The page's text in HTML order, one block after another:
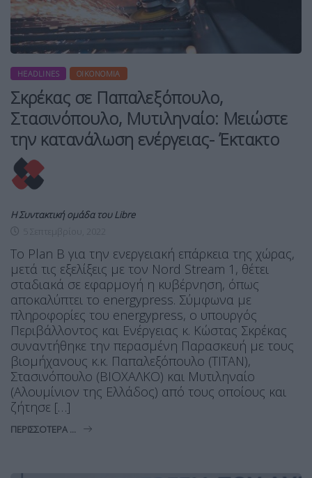
HEADLINES ΟΙΚΟΝΟΜΊΑ
Σκρέκας σε Παπαλεξόπουλο,
Στασινόπουλο, Μυτιληναίο: Μειώστε
την κατανάλωση ενέργειας- Έκτακτο
Η Συντακτική ομάδα του Libre
Το Plan B για την ενεργειακή επάρκεια της χώρας,
μετά τις εξελίξεις με τον Nord Stream 1, θέτει
σταδιακά σε εφαρμογή η κυβέρνηση, όπως
αποκαλύπτει το energypress. Σύμφωνα με
πληροφορίες του energypress, ο υπουργός
Περιβάλλοντος και Ενέργειας κ. Κώστας Σκρέκας
συναντήθηκε την περασμένη Παρασκευή με τους
βιομήχανους κ.κ. Παπαλεξόπουλο (ΤΙΤΑΝ),
Στασινόπουλο (ΒΙΟΧΑΛΚΟ) και Μυτιληναίο
(Αλουμίνιον της Ελλάδος) από τους οποίους και
ζήτησε […]
ΠΕΡΙΣΣΌΤΕΡΑ ...